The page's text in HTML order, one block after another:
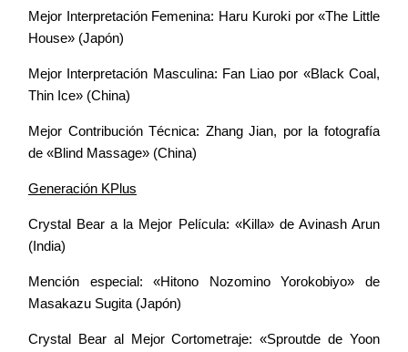
Mejor Interpretación Femenina: Haru Kuroki por «The Little
House» (Japón)
Mejor Interpretación Masculina: Fan Liao por «Black Coal,
Thin Ice» (China)
Mejor Contribución Técnica: Zhang Jian, por la fotografía
de «Blind Massage» (China)
Generación KPlus
Crystal Bear a la Mejor Película: «Killa» de Avinash Arun
(India)
Mención especial: «Hitono Nozomino Yorokobiyo» de
Masakazu Sugita (Japón)
Crystal Bear al Mejor Cortometraje: «Sproutde de Yoon